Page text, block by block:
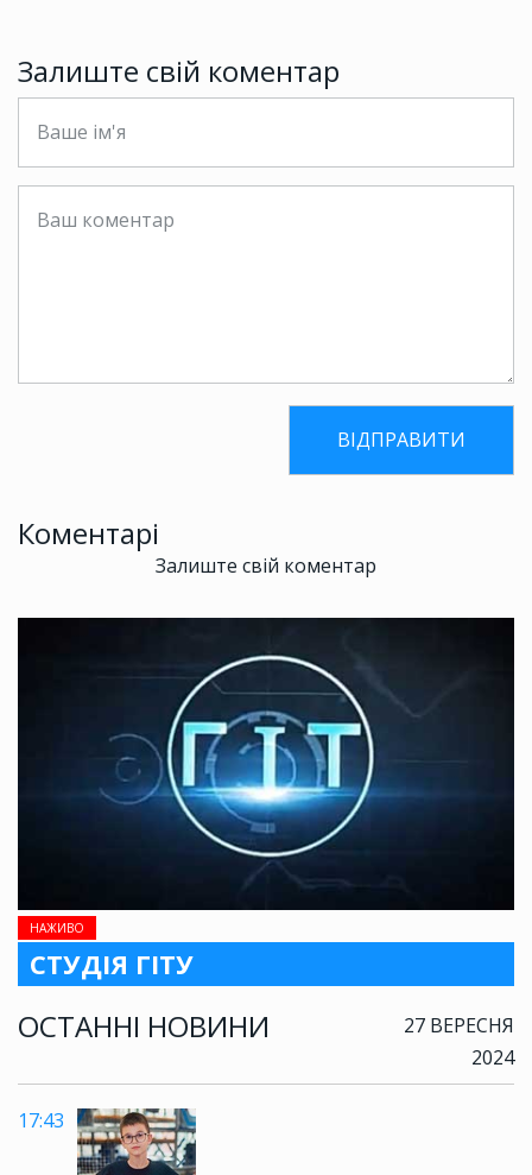
НАЖИВО
СТУДІЯ ГІТУ
ОСТАННІ НОВИНИ
27 ВЕРЕСНЯ
2024
17:43
Залиште свій коментар
Коментарі
Залиште свій коментар